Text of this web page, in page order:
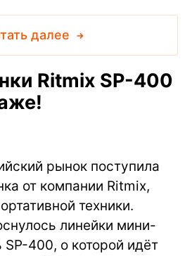
далее
Ritmix SP-400
рынок поступила
от компании Ritmix,
техники.
линейки мини-
400, о которой идёт